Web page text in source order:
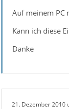
Auf meinem PC
Kann ich diese
Danke
21. Dezember 2010